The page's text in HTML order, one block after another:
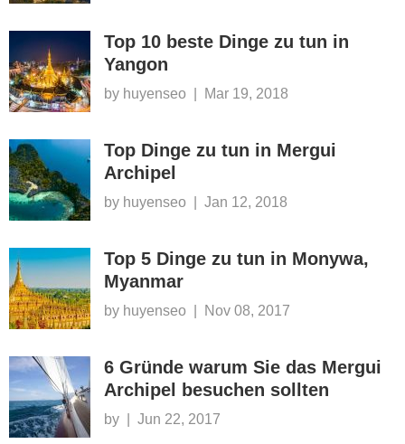
Top 10 beste Dinge zu tun in
Yangon
by huyenseo Mar 19, 2018
Top Dinge zu tun in Mergui
Archipel
by huyenseo Jan 12, 2018
Top 5 Dinge zu tun in Monywa,
Myanmar
by huyenseo Nov 08, 2017
6 Gründe warum Sie das Mergui
Archipel besuchen sollten
by Jun 22, 2017